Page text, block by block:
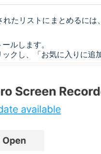
たリストにまとめるには
ルします。
クし、「お気に入りに追